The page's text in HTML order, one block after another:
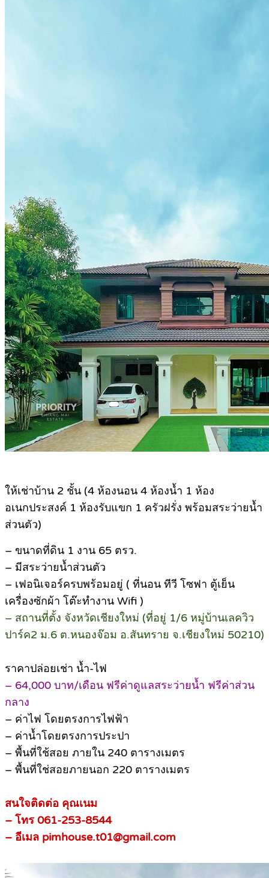
ให้เช่าบ้าน 2 ชั้น (4 ห้องนอน 4 ห้องน้ำ 1 ห้อง
อเนกประสงค์ 1 ห้องรับแขก 1 ครัวฝรั่ง พร้อมสระว่ายน้ำ
ส่วนตัว)
– ขนาดที่ดิน 1 งาน 65 ตรว.
– มีสระว่ายน้ำส่วนตัว
– เฟอนิเจอร์ครบพร้อมอยู่ ( ที่นอน ทีวี โซฟา ตู้เย็น
เครื่องซักผ้า โต๊ะทำงาน Wifi )
– สถานที่ตั้ง จังหวัดเชียงใหม่ (ที่อยู่ 1/6 หมู่บ้านเลควิว
ปาร์ค2 ม.6 ต.หนองจ๊อม อ.สันทราย จ.เชียงใหม่ 50210)
ราคาปล่อยเช่า น้ำ-ไฟ
– 64,000 บาท/เดือน ฟรีค่าดูแลสระว่ายน้ำ ฟรีค่าส่วน
กลาง
– ค่าไฟ โดยตรงการไฟฟ้า
– ค่าน้ำโดยตรงการประปา
– พื้นที่ใช้สอย ภายใน 240 ตารางเมตร
– พื้นที่ใช่สอยภายนอก 220 ตารางเมตร
สนใจติดต่อ คุณเนม
– โทร 061-253-8544
– อีเมล pimhouse.t01@gmail.com